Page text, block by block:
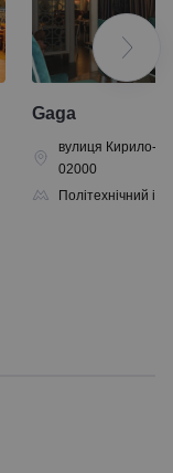
Gaga
вулиця Кирило-
02000
Політехнічний